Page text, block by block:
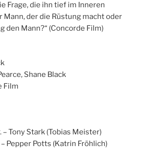
Frage, die ihn tief im Inneren
Mann, der die Rüstung macht oder
den Mann?“ (Concorde Film)
Shane Black
Film
– Tony Stark (Tobias Meister)
Pepper Potts (Katrin Fröhlich)